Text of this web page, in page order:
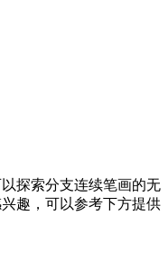
探索分支连续笔画的无
趣，可以参考下方提供